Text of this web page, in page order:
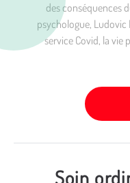
des conséquences
psychologue, Ludovic
service Covid, la vie
Soin